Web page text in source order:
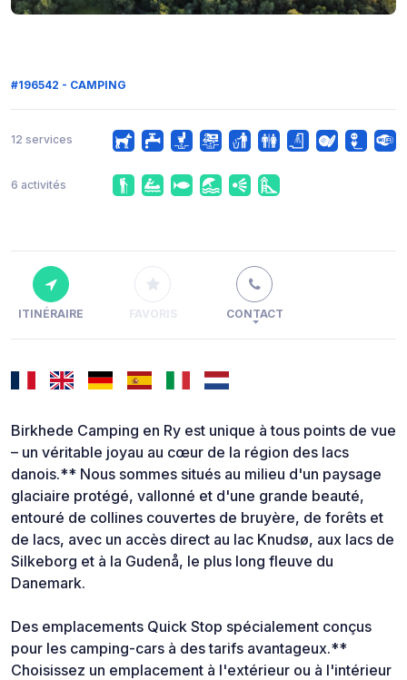
#196542 - CAMPING
12 services
6 activités
ITINÉRAIRE FAVORIS CONTACT
Birkhede Camping en Ry est unique à tous points de vue
– un véritable joyau au cœur de la région des lacs
danois.** Nous sommes situés au milieu d'un paysage
glaciaire protégé, vallonné et d'une grande beauté,
entouré de collines couvertes de bruyère, de forêts et
de lacs, avec un accès direct au lac Knudsø, aux lacs de
Silkeborg et à la Gudenå, le plus long fleuve du
Danemark.
Des emplacements Quick Stop spécialement conçus
pour les camping-cars à des tarifs avantageux.**
Choisissez un emplacement à l'extérieur ou à l'intérieur